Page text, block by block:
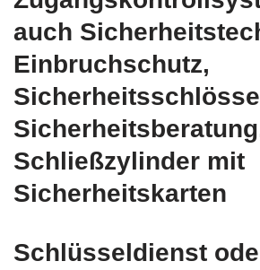
auch
Einbruchschutz,
Schließzylinder mit
Sicherheitskarten
Schlüsseldienst